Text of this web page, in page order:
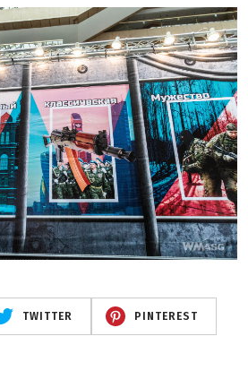
TWITTER PINTEREST